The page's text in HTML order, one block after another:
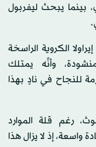
بينما يبحث ليفربول
الكروية الراسخة
وأنَّه يمتلك
للنجاح في نادٍ بهذا
رغم قلة الموارد
واسعة، إذ لا يزال هذا